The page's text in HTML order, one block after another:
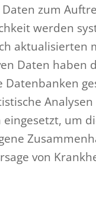
zum
werden
aktualisierten
Daten haben
um
von